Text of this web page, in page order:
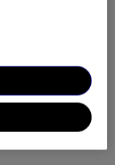
le persone
e i caregiver
si affidano ai
realizzati
e Janssen